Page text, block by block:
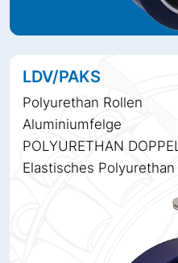
LDV/PAKS
Polyurethan Rollen
Aluminiumfelge
POLYURETHAN
Elastisches